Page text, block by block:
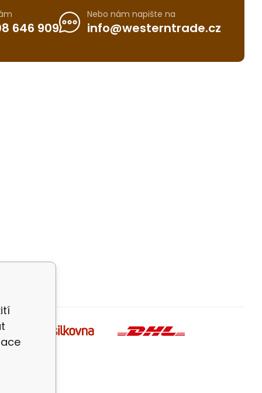
646 909
Nebo nám napište na
info@westerntrade.cz